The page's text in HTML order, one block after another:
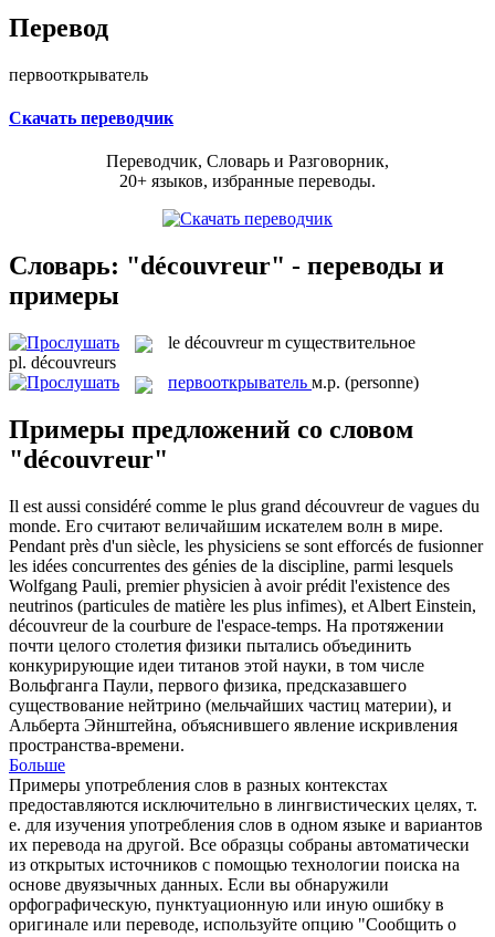
Перевод
первооткрыватель
Скачать переводчик
Переводчик, Словарь и Разговорник,
20+ языков, избранные переводы.
Словарь: "découvreur" - переводы и
примеры
le découvreur m существительное
pl. découvreurs
первооткрыватель м.р. (personne)
Примеры предложений со словом
"découvreur"
Il est aussi considéré comme le plus grand découvreurde vagues du
monde. Его считают величайшим искателем волн в мире.
Pendant près d'un siècle, les physiciens se sont efforcés de fusionner
les idées concurrentes des génies de la discipline, parmi lesquels
Wolfgang Pauli, premier physicien à avoir prédit l'existence des
neutrinos (particules de matière les plus infimes), et Albert Einstein,
découvreurde la courbure de l'espace-temps. На протяжении
почти целого столетия физики пытались объединить
конкурирующие идеи титанов этой науки, в том числе
Вольфганга Паули, первого физика, предсказавшего
существование нейтрино (мельчайших частиц материи), и
Альберта Эйнштейна, объяснившего явление искривления
пространства-времени.
Больше
Примеры употребления слов в разных контекстах
предоставляются исключительно в лингвистических целях, т.
е. для изучения употребления слов в одном языке и вариантов
их перевода на другой. Все образцы собраны автоматически
из открытых источников с помощью технологии поиска на
основе двуязычных данных. Если вы обнаружили
орфографическую, пунктуационную или иную ошибку в
оригинале или переводе, используйте опцию "Сообщить о